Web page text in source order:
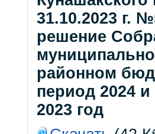
31.10.2023 г.
решение
районном
период 2024 и
2023 год